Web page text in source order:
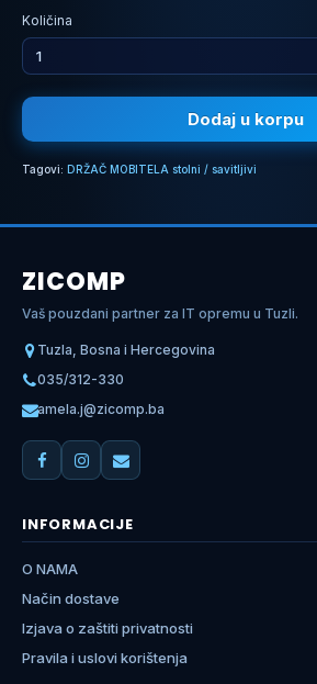
Količina
Dodaj u korpu
Tagovi: DRŽAČ MOBITELA stolni / savitljivi
ZICOMP
Vaš pouzdani partner za IT opremu u Tuzli.
Tuzla, Bosna i Hercegovina
035/312-330
amela.j@zicomp.ba
INFORMACIJE
O NAMA
Način dostave
Izjava o zaštiti privatnosti
Pravila i uslovi korištenja